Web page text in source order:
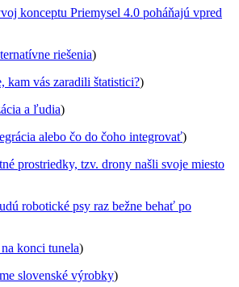
konceptu Priemysel 4.0 poháňajú vpred
riešenia)
kam vás zaradili štatistici?)
a ľudia)
alebo čo do čoho integrovať)
prostriedky, tzv. drony našli svoje miesto
robotické psy raz bežne behať po
konci tunela)
slovenské výrobky)